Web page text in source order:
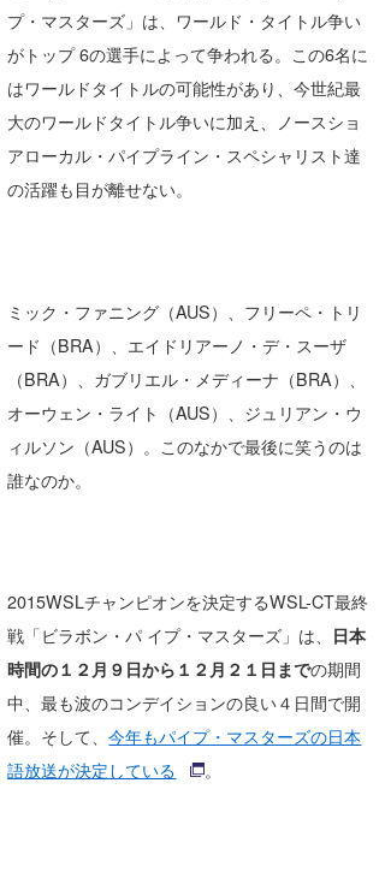
プ・マスターズ」は、ワールド・タイトル争い
がトップ 6の選手によって争われる。この6名に
はワールドタイトルの可能性があり、今世紀最
大のワールドタイトル争いに加え、ノースショ
アローカル・パイプライン・スペシャリスト達
の活躍も目が離せない。
ミック・ファニング（AUS）、フリーペ・トリ
ード（BRA）、エイドリアーノ・デ・スーザ
（BRA）、ガブリエル・メディーナ（BRA）、
オーウェン・ライト（AUS）、ジュリアン・ウ
ィルソン（AUS）。このなかで最後に笑うのは
誰なのか。
2015WSLチャンピオンを決定するWSL-CT最終
戦「ビラボン・パ イプ・マスターズ」は、 日本
時間の１２月９日から１２月２１日までの期間
中、最も波のコンデイションの良い４日間で開
催。そして、今年もパイプ・マスターズの日本
語放送が決定している
。